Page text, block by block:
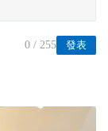
發表
0 / 255